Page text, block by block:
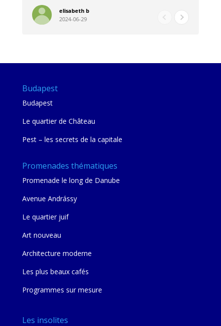
pour les restaurants . A la fin de notre séjour
nous étions plus avec une amie qu' une guide
elisabeth b
2024-06-29
Budapest
Budapest
Le quartier de Château
Pest – les secrets de la capitale
Promenades thématiques
Promenade le long de Danube
Avenue Andrássy
Le quartier juif
Art nouveau
Architecture moderne
Les plus beaux cafés
Programmes sur mesure
Les insolites